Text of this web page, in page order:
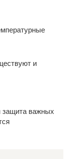
и
защита важных